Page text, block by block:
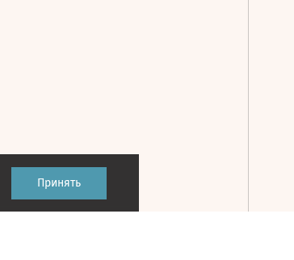
Принять